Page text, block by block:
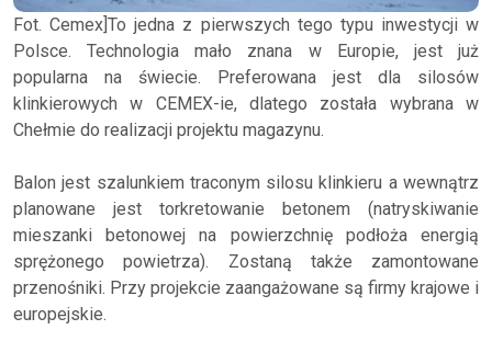
Fot. Cemex]To jedna z pierwszych tego typu inwestycji w
Polsce. Technologia mało znana w Europie, jest już
popularna na świecie. Preferowana jest dla silosów
klinkierowych w CEMEX-ie, dlatego została wybrana w
Chełmie do realizacji projektu magazynu.
Balon jest szalunkiem traconym silosu klinkieru a wewnątrz
planowane jest torkretowanie betonem (natryskiwanie
mieszanki betonowej na powierzchnię podłoża energią
sprężonego powietrza). Zostaną także zamontowane
przenośniki. Przy projekcie zaangażowane są firmy krajowe i
europejskie.